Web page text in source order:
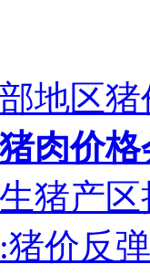
地区
肉价
猪产
价反